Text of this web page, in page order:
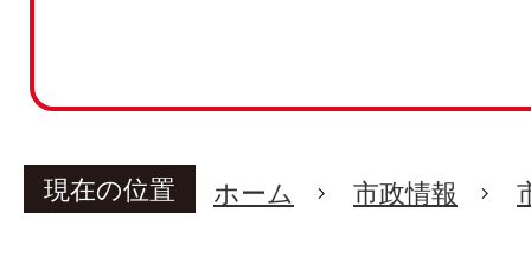
現在の位置 ホーム 市政情報